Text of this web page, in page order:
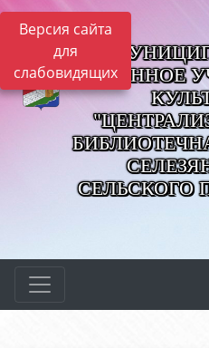
Версия сайта
для
слабовидящихКАЗЕННОЕ
СЕЛЬСКОГО